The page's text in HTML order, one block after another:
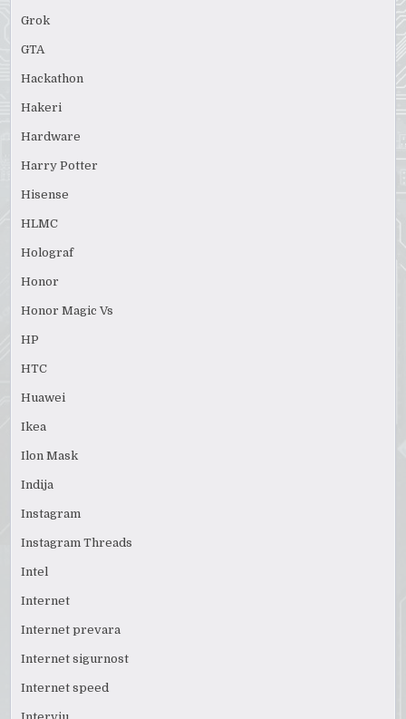
Grok
GTA
Hackathon
Hakeri
Hardware
Harry Potter
Hisense
HLMC
Holograf
Honor
Honor Magic Vs
HP
HTC
Huawei
Ikea
Ilon Mask
Indija
Instagram
Instagram Threads
Intel
Internet
Internet prevara
Internet sigurnost
Internet speed